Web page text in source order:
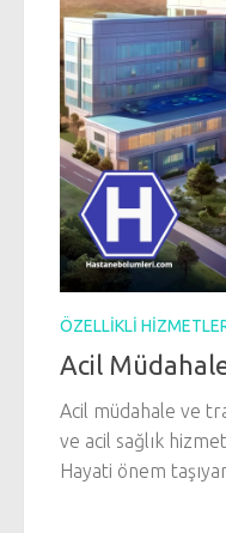
ÖZELLIKLI
Acil
Acil müdahale ve
ve acil sağlık
Hayati önem